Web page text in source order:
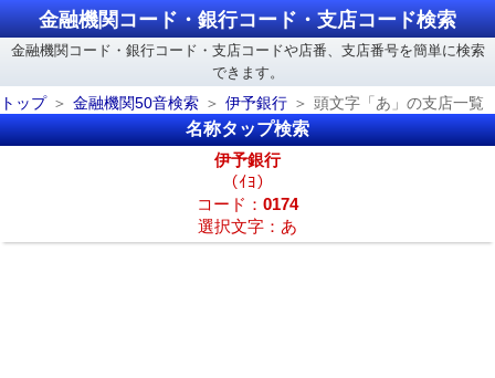
金融機関コード・銀行コード・支店コード検索
金融機関コード・銀行コード・支店コードや店番、支店番号を簡単に検索
できます。
トップ
金融機関50音検索 伊予銀行 頭文字「あ」の支店一覧
名称タップ検索
伊予銀行
（ｲﾖ）
コード： 0174
選択文字：あ